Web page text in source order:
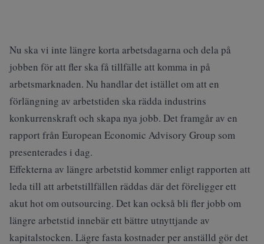
Nu ska vi inte längre korta arbetsdagarna och dela på
jobben för att fler ska få tillfälle att komma in på
arbetsmarknaden. Nu handlar det istället om att en
förlängning av arbetstiden ska rädda industrins
konkurrenskraft och skapa nya jobb. Det framgår av en
rapport från European Economic Advisory Group som
presenterades i dag.
Effekterna av längre arbetstid kommer enligt rapporten att
leda till att arbetstillfällen räddas där det föreligger ett
akut hot om outsourcing. Det kan också bli fler jobb om
längre arbetstid innebär ett bättre utnyttjande av
kapitalstocken. Lägre fasta kostnader per anställd gör det